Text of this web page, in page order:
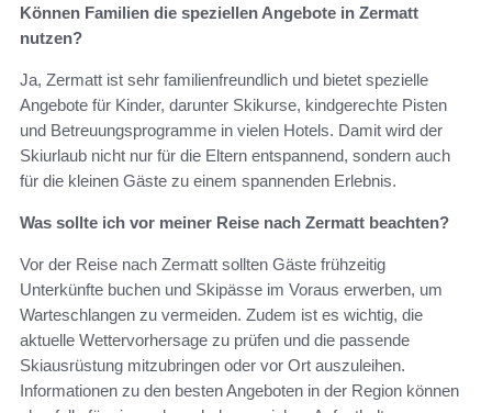
Können Familien die speziellen Angebote in Zermatt
nutzen?
Ja, Zermatt ist sehr familienfreundlich und bietet spezielle
Angebote für Kinder, darunter Skikurse, kindgerechte Pisten
und Betreuungsprogramme in vielen Hotels. Damit wird der
Skiurlaub nicht nur für die Eltern entspannend, sondern auch
für die kleinen Gäste zu einem spannenden Erlebnis.
Was sollte ich vor meiner Reise nach Zermatt beachten?
Vor der Reise nach Zermatt sollten Gäste frühzeitig
Unterkünfte buchen und Skipässe im Voraus erwerben, um
Warteschlangen zu vermeiden. Zudem ist es wichtig, die
aktuelle Wettervorhersage zu prüfen und die passende
Skiausrüstung mitzubringen oder vor Ort auszuleihen.
Informationen zu den besten Angeboten in der Region können